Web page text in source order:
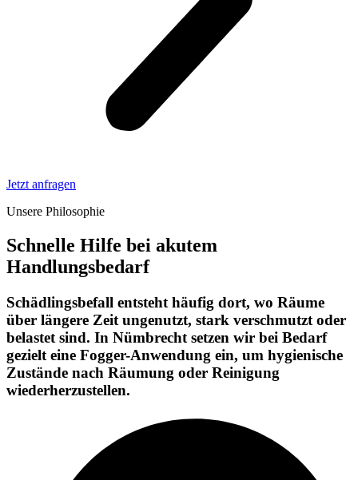
Jetzt anfragen
Unsere Philosophie
Schnelle Hilfe bei akutem
Handlungsbedarf
Schädlingsbefall entsteht häufig dort, wo Räume
über längere Zeit ungenutzt, stark verschmutzt oder
belastet sind. In Nümbrecht setzen wir bei Bedarf
gezielt eine Fogger-Anwendung ein, um hygienische
Zustände nach Räumung oder Reinigung
wiederherzustellen.